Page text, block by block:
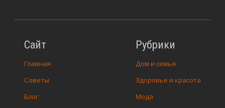
Сайт
Главная
Советы
Блог
Рубрики
Дом и семья
Здоровье и красота
Мода